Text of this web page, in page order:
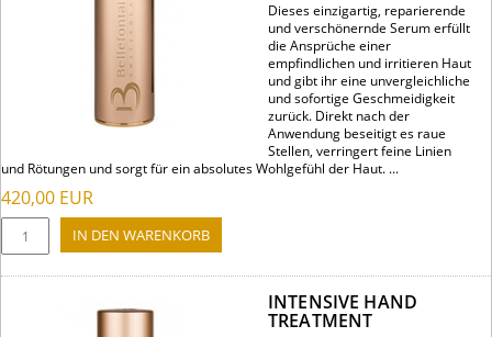
Dieses einzigartig, reparierende
und verschönernde Serum erfüllt
die Ansprüche einer
empfindlichen und irritieren Haut
und gibt ihr eine unvergleichliche
und sofortige Geschmeidigkeit
zurück. Direkt nach der
Anwendung beseitigt es raue
Stellen, verringert feine Linien
und Rötungen und sorgt für ein absolutes Wohlgefühl der Haut. ...
420,00 EUR
INTENSIVE HAND
TREATMENT